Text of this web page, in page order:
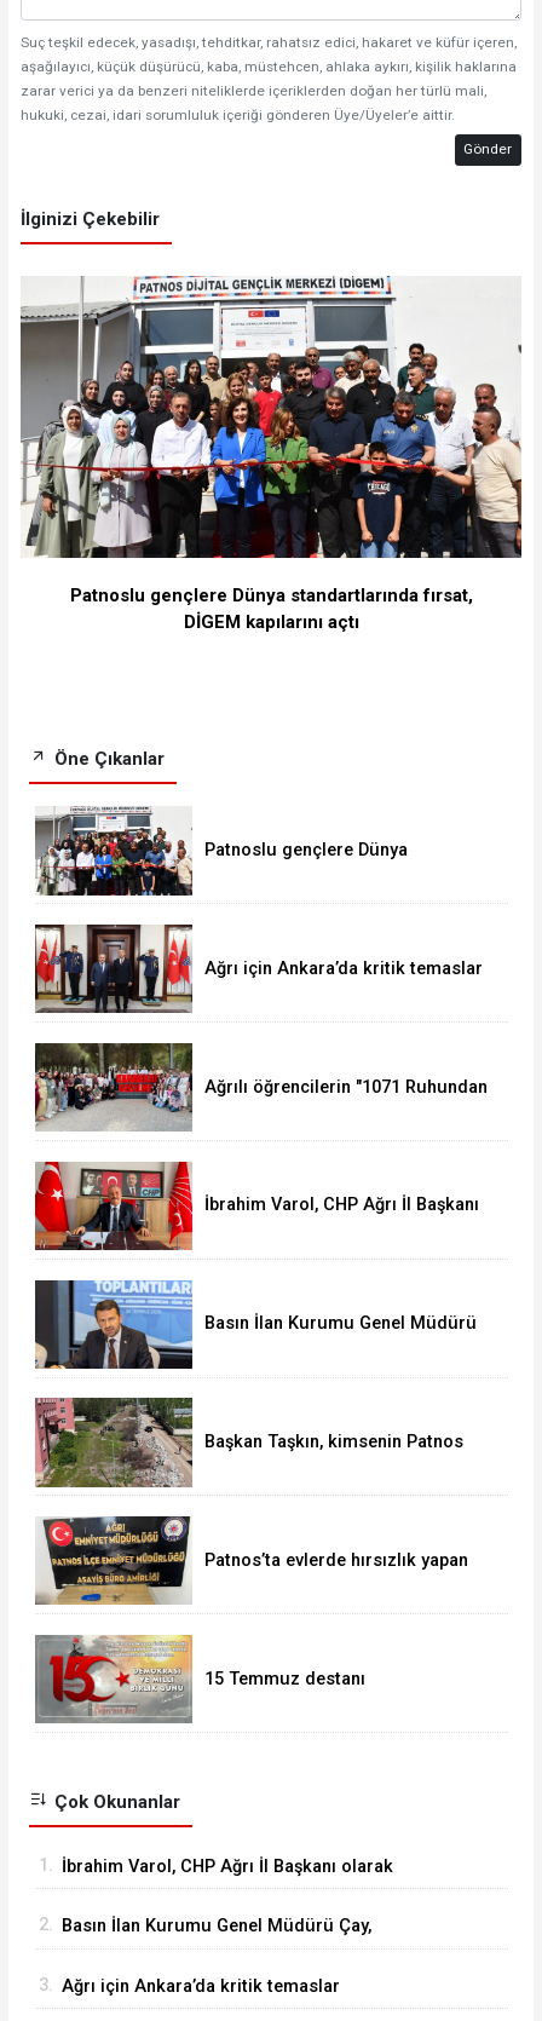
Suç teşkil edecek, yasadışı, tehditkar, rahatsız edici, hakaret ve küfür içeren,
aşağılayıcı, küçük düşürücü, kaba, müstehcen, ahlaka aykırı, kişilik haklarına
zarar verici ya da benzeri niteliklerde içeriklerden doğan her türlü mali,
hukuki, cezai, idari sorumluluk içeriği gönderen Üye/Üyeler’e aittir.
Gönder
İlginizi Çekebilir
Patnoslu gençlere Dünya standartlarında fırsat,
DİGEM kapılarını açtı
Öne Çıkanlar
Patnoslu gençlere Dünya
Ağrı için Ankara’da kritik temaslar
Ağrılı öğrencilerin "1071 Ruhundan
İbrahim Varol, CHP Ağrı İl Başkanı
Basın İlan Kurumu Genel Müdürü
Başkan Taşkın, kimsenin Patnos
Patnos’ta evlerde hırsızlık yapan
15 Temmuz destanı
Çok Okunanlar
1. İbrahim Varol, CHP Ağrı İl Başkanı olarak
2. Basın İlan Kurumu Genel Müdürü Çay,
3. Ağrı için Ankara’da kritik temaslar